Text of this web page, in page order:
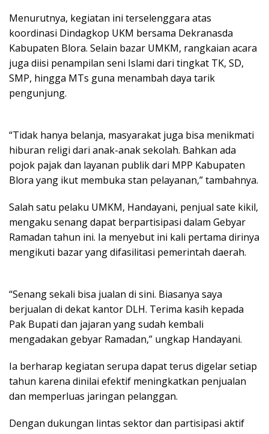
Menurutnya, kegiatan ini terselenggara atas
koordinasi Dindagkop UKM bersama Dekranasda
Kabupaten Blora. Selain bazar UMKM, rangkaian acara
juga diisi penampilan seni Islami dari tingkat TK, SD,
SMP, hingga MTs guna menambah daya tarik
pengunjung.
“Tidak hanya belanja, masyarakat juga bisa menikmati
hiburan religi dari anak-anak sekolah. Bahkan ada
pojok pajak dan layanan publik dari MPP Kabupaten
Blora yang ikut membuka stan pelayanan,” tambahnya.
‎Salah satu pelaku UMKM, Handayani, penjual sate kikil,
mengaku senang dapat berpartisipasi dalam Gebyar
Ramadan tahun ini. Ia menyebut ini kali pertama dirinya
mengikuti bazar yang difasilitasi pemerintah daerah.
“Senang sekali bisa jualan di sini. Biasanya saya
berjualan di dekat kantor DLH. Terima kasih kepada
Pak Bupati dan jajaran yang sudah kembali
mengadakan gebyar Ramadan,” ungkap Handayani.
‎Ia berharap kegiatan serupa dapat terus digelar setiap
tahun karena dinilai efektif meningkatkan penjualan
dan memperluas jaringan pelanggan.
Dengan dukungan lintas sektor dan partisipasi aktif